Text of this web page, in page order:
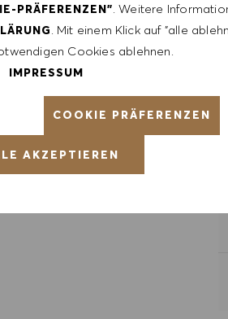
PRÄFERENZEN". Weitere
. Mit einem Klick auf "alle
Cookies ablehnen.
IMPRESSUM
COOKIE PRÄFERENZEN
AKZEPTIEREN
Our inclusive culture
employment opportunity.
and inspires you to thrive.